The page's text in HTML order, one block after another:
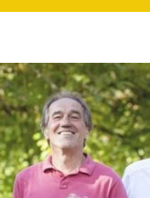
Täglich